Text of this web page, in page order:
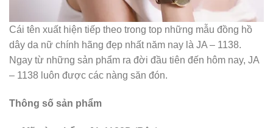
Cái tên xuất hiện tiếp theo trong top những mẫu đồng hồ
dây da nữ chính hãng đẹp nhất năm nay là JA – 1138.
Ngay từ những sản phẩm ra đời đầu tiên đến hôm nay, JA
– 1138 luôn được các nàng săn đón.
Thông số sản phẩm